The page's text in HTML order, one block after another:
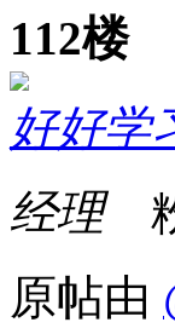
112楼
好好学
经理
原帖由